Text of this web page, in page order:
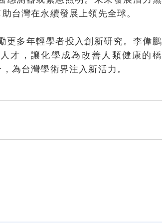
台灣在永續發展上領先全球。
更多年輕學者投入創新研究。李偉鵬
才，讓化學成為改善人類健康的橋
為台灣學術界注入新活力。